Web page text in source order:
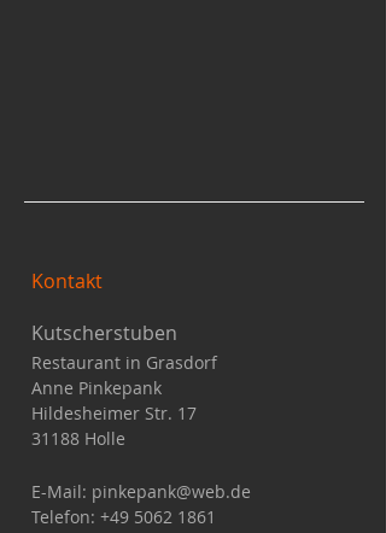
Kontakt
Kutscherstuben
Restaurant in Grasdorf
Anne Pinkepank
Hildesheimer Str. 17
31188 Holle
E-Mail: pinkepank@web.de
Telefon: +49 5062 1861